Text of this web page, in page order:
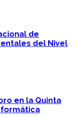
de
del Nivel
en la Quinta